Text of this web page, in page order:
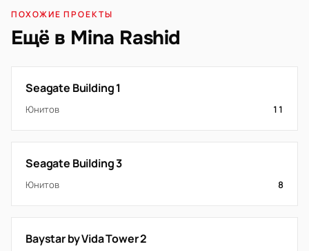
ПОХОЖИЕ ПРОЕКТЫ
Ещё в Mina Rashid
Seagate Building 1
Юнитов 11
Seagate Building 3
Юнитов 8
Baystar by Vida Tower 2